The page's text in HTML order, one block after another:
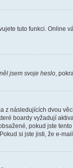
tuto funkci. Online
jsem svoje heslo ,
následujících dvou
boardy vyžadují
pokud jste
si jste jisti, že e-